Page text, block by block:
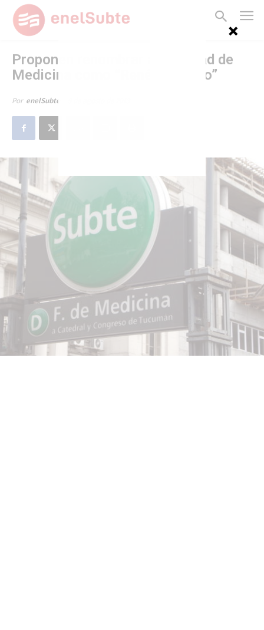
Proponen renombrar a Facultad de
Medicina como “René Favaloro”
Por enelSubte